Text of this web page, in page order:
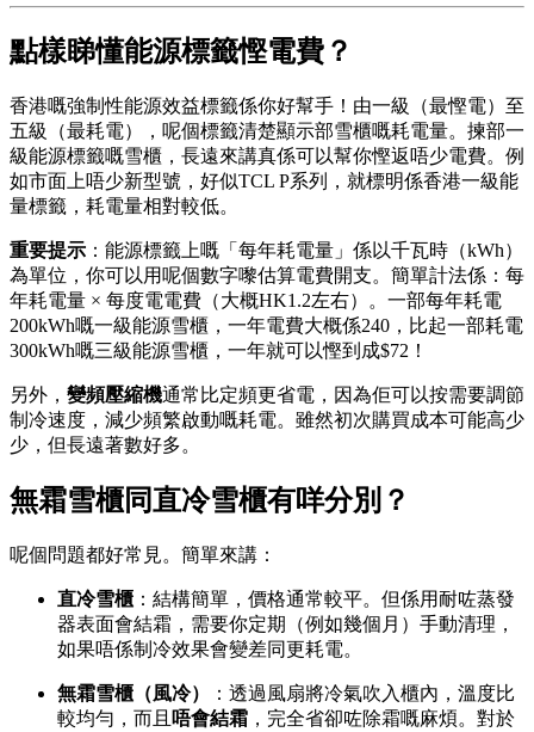
點樣睇懂能源標籤慳電費？
香港嘅強制性能源效益標籤係你好幫手！由一級（最慳電）至
五級（最耗電），呢個標籤清楚顯示部雪櫃嘅耗電量。揀部一
級能源標籤嘅雪櫃，長遠來講真係可以幫你慳返唔少電費。例
如市面上唔少新型號，好似TCL P系列，就標明係香港一級能
量標籤，耗電量相對較低。
重要提示 ：能源標籤上嘅「每年耗電量」係以千瓦時（kWh）
為單位，你可以用呢個數字嚟估算電費開支。簡單計法係：每
年耗電量 × 每度電電費（大概HK1.2左右）。一部每年耗電
200kWh嘅一級能源雪櫃，一年電費大概係240，比起一部耗電
300kWh嘅三級能源雪櫃，一年就可以慳到成$72！
另外， 變頻壓縮機通常比定頻更省電，因為佢可以按需要調節
制冷速度，減少頻繁啟動嘅耗電。雖然初次購買成本可能高少
少，但長遠著數好多。
無霜雪櫃同直冷雪櫃有咩分別？
呢個問題都好常見。簡單來講：
直冷雪櫃 ：結構簡單，價格通常較平。但係用耐咗蒸發
器表面會結霜，需要你定期（例如幾個月）手動清理，
如果唔係制冷效果會變差同更耗電。
無霜雪櫃（風冷）
：透過風扇將冷氣吹入櫃內，溫度比
較均勻，而且 唔會結霜 ，完全省卻咗除霜嘅麻煩。對於